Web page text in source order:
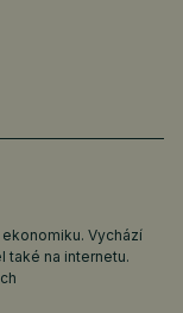
Vychází
také na internetu.